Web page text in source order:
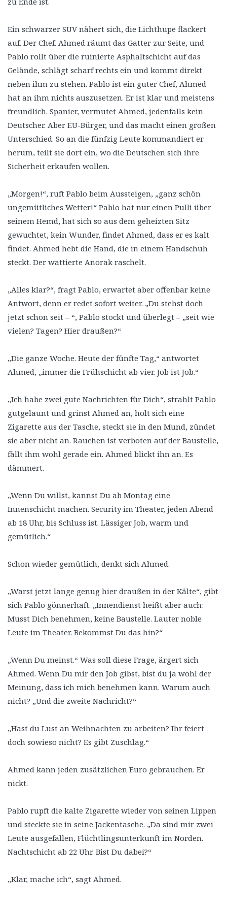
Ein schwarzer SUV nähert sich, die Lichthupe flackert
auf. Der Chef. Ahmed räumt das Gatter zur Seite, und
Pablo rollt über die ruinierte Asphaltschicht auf das
Gelände, schlägt scharf rechts ein und kommt direkt
neben ihm zu stehen. Pablo ist ein guter Chef, Ahmed
hat an ihm nichts auszusetzen. Er ist klar und meistens
freundlich. Spanier, vermutet Ahmed, jedenfalls kein
Deutscher. Aber EU-Bürger, und das macht einen großen
Unterschied. So an die fünfzig Leute kommandiert er
herum, teilt sie dort ein, wo die Deutschen sich ihre
Sicherheit erkaufen wollen.
„Morgen!“, ruft Pablo beim Aussteigen, „ganz schön
ungemütliches Wetter!“ Pablo hat nur einen Pulli über
seinem Hemd, hat sich so aus dem geheizten Sitz
gewuchtet, kein Wunder, findet Ahmed, dass er es kalt
findet. Ahmed hebt die Hand, die in einem Handschuh
steckt. Der wattierte Anorak raschelt.
„Alles klar?“, fragt Pablo, erwartet aber offenbar keine
Antwort, denn er redet sofort weiter. „Du stehst doch
jetzt schon seit – “, Pablo stockt und überlegt – „seit wie
vielen? Tagen? Hier draußen?“
„Die ganze Woche. Heute der fünfte Tag,“ antwortet
Ahmed, „immer die Frühschicht ab vier. Job ist Job.“
„Ich habe zwei gute Nachrichten für Dich“, strahlt Pablo
gutgelaunt und grinst Ahmed an, holt sich eine
Zigarette aus der Tasche, steckt sie in den Mund, zündet
sie aber nicht an. Rauchen ist verboten auf der Baustelle,
fällt ihm wohl gerade ein. Ahmed blickt ihn an. Es
dämmert.
„Wenn Du willst, kannst Du ab Montag eine
Innenschicht machen. Security im Theater, jeden Abend
ab 18 Uhr, bis Schluss ist. Lässiger Job, warm und
gemütlich.“
Schon wieder gemütlich, denkt sich Ahmed.
„Warst jetzt lange genug hier draußen in der Kälte“, gibt
sich Pablo gönnerhaft. „Innendienst heißt aber auch:
Musst Dich benehmen, keine Baustelle. Lauter noble
Leute im Theater. Bekommst Du das hin?“
„Wenn Du meinst.“ Was soll diese Frage, ärgert sich
Ahmed. Wenn Du mir den Job gibst, bist du ja wohl der
Meinung, dass ich mich benehmen kann. Warum auch
nicht? „Und die zweite Nachricht?“
„Hast du Lust an Weihnachten zu arbeiten? Ihr feiert
doch sowieso nicht? Es gibt Zuschlag.“
Ahmed kann jeden zusätzlichen Euro gebrauchen. Er
nickt.
Pablo rupft die kalte Zigarette wieder von seinen Lippen
und steckte sie in seine Jackentasche. „Da sind mir zwei
Leute ausgefallen, Flüchtlingsunterkunft im Norden.
Nachtschicht ab 22 Uhr. Bist Du dabei?“
„Klar, mache ich“, sagt Ahmed.